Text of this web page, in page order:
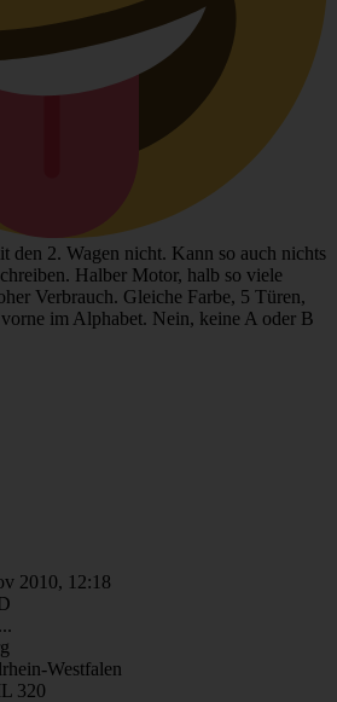
den 2. Wagen nicht. Kann so auch nichts
Halber Motor, halb so viele
Verbrauch. Gleiche Farbe, 5 Türen,
im Alphabet. Nein, keine A oder B
2010, 12:18
Westfalen
320